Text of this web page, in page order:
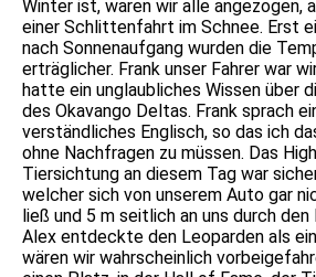
Winter ist, waren wir alle angezogen,
einer Schlittenfahrt im Schnee. Erst
nach Sonnenaufgang wurden die
erträglicher. Frank unser Fahrer war
hatte ein unglaubliches Wissen über
des Okavango Deltas. Frank sprach
verständliches Englisch, so das ich
ohne Nachfragen zu müssen. Das
Tiersichtung an diesem Tag war
welcher sich von unserem Auto gar
ließ und 5 m seitlich an uns durch
Alex entdeckte den Leoparden als
wären wir wahrscheinlich